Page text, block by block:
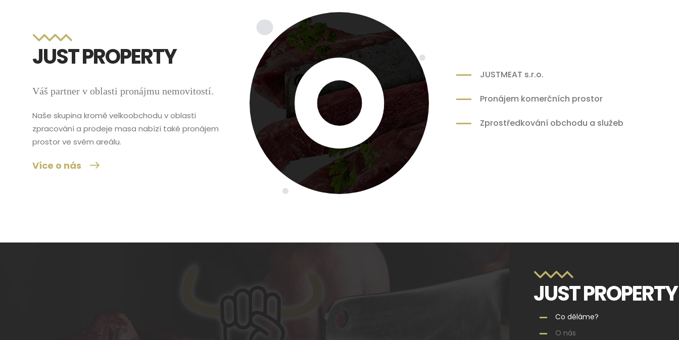
JUST PROPERTY
Váš partner v oblasti pronájmu nemovitostí.
Naše skupina kromě velkoobchodu v oblasti
zpracování a prodeje masa nabízí také pronájem
prostor ve svém areálu.
Více o nás
JUSTMEAT s.r.o.
Pronájem komerčních prostor
Zprostředkování obchodu a služeb
JUST PROPERTY
Co děláme?
O nás